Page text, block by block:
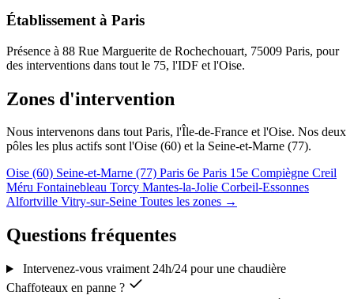
Établissement à Paris
Présence à 88 Rue Marguerite de Rochechouart, 75009 Paris, pour
des interventions dans tout le 75, l'IDF et l'Oise.
Zones d'intervention
Nous intervenons dans tout Paris, l'Île-de-France et l'Oise. Nos deux
pôles les plus actifs sont l'Oise (60) et la Seine-et-Marne (77).
Oise (60) Seine-et-Marne (77) Paris 6e Paris 15e Compiègne Creil
Méru Fontainebleau Torcy Mantes-la-Jolie Corbeil-Essonnes
Alfortville Vitry-sur-Seine Toutes les zones →
Questions fréquentes
Intervenez-vous vraiment 24h/24 pour une chaudière
Chaffoteaux en panne ?